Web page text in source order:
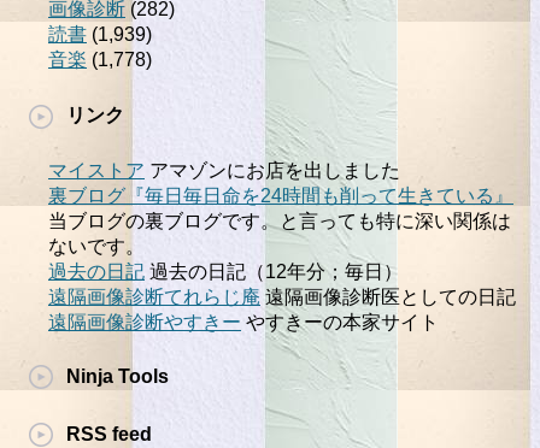
画像診断 (282)
読書 (1,939)
音楽 (1,778)
リンク
マイストア アマゾンにお店を出しました
裏ブログ『毎日毎日命を24時間も削って生きている』
当ブログの裏ブログです。と言っても特に深い関係は
ないです。
過去の日記 過去の日記（12年分；毎日）
遠隔画像診断てれらじ庵 遠隔画像診断医としての日記
遠隔画像診断やすきー やすきーの本家サイト
Ninja Tools
RSS feed